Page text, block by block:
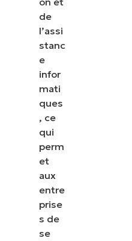
de
l’assi
stanc
e
infor
mati
ques
, ce
qui
perm
et
aux
entre
prise
s de
se